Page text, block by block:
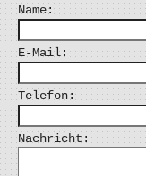
Name:
E-Mail:
Telefon:
Nachricht: